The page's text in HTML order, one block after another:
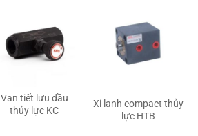
Van tiết lưu dầu
thủy lực KC
Xi lanh compact thủy
lực HTB